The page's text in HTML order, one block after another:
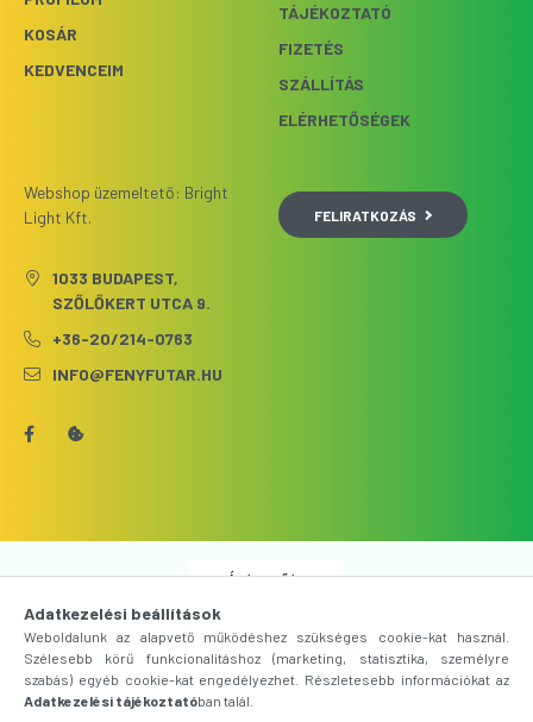
KOSÁR
KEDVENCEIM
TÁJÉKOZTATÓ
FIZETÉS
SZÁLLÍTÁS
ELÉRHETŐSÉGEK
Webshop üzemeltető: Bright
Light Kft.
1033 BUDAPEST,
SZŐLŐKERT UTCA 9.
+36-20/214-0763
INFO@FENYFUTAR.HU
FELIRATKOZÁS
Árukereső.hu
Adatkezelési beállítások
Weboldalunk az alapvető működéshez szükséges cookie-kat használ.
Szélesebb körű funkcionalitáshoz (marketing, statisztika, személyre
szabás) egyéb cookie-kat engedélyezhet. Részletesebb információkat az
Adatkezelési tájékoztatóban talál.